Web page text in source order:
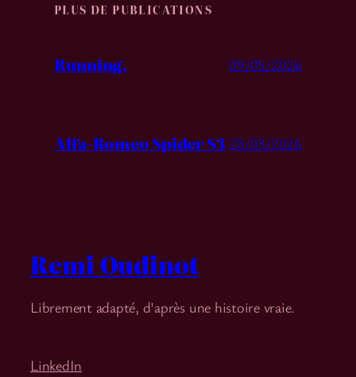
PLUS DE PUBLICATIONS
Running. 09/05/2026
Alfa-Romeo Spider S3 28/03/2026
Remi Oudinot
Librement adapté, d'après une histoire vraie.
LinkedIn